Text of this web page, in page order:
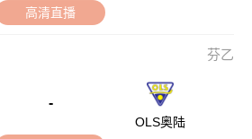
高清直播
芬乙
-
OLS奥陆